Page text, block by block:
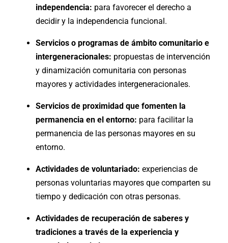
independencia: para favorecer el derecho a
decidir y la independencia funcional.
Servicios o programas de ámbito comunitario e
intergeneracionales: propuestas de intervención
y dinamización comunitaria con personas
mayores y actividades intergeneracionales.
Servicios de proximidad que fomenten la
permanencia en el entorno: para facilitar la
permanencia de las personas mayores en su
entorno.
Actividades de voluntariado: experiencias de
personas voluntarias mayores que comparten su
tiempo y dedicación con otras personas.
Actividades de recuperación de saberes y
tradiciones a través de la experiencia y